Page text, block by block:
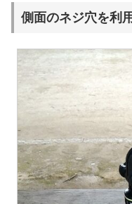
側面のネジ穴を利